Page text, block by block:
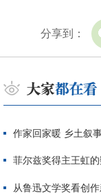
分享到：
作家回家暖 乡土叙
菲尔兹奖得主王虹
从鲁迅文学奖看创